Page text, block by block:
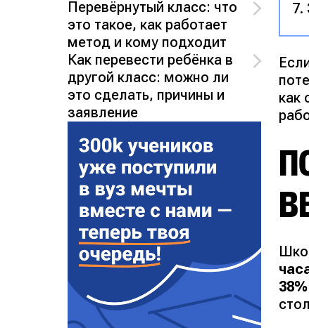
Перевёрнутый класс: что
это такое, как работает
метод и кому подходит
Как перевести ребёнка в
другой класс: можно ли
это сделать, причины и
заявление
как
38%